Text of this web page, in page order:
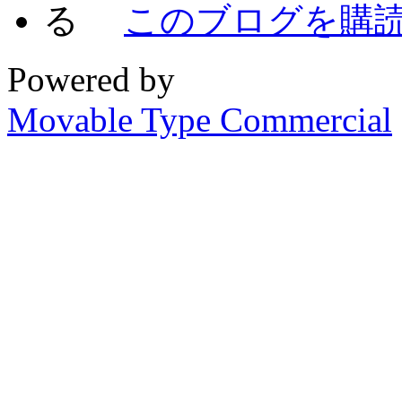
このブログを購
Powered by
Movable Type Commercial